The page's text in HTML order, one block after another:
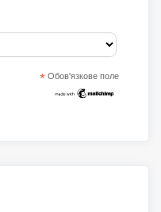
* Обов'язкове поле